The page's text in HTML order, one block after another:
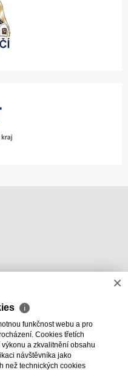
×
ℹ
funkčnost webu a pro
Cookies třetích
a zkvalitnění obsahu
návštěvníka jako
než technických cookies